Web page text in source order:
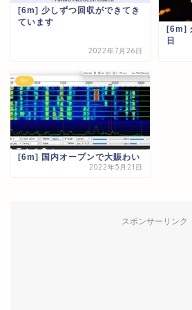
[6m] 少しずつ回収ができてき
ています
2022年7月26日
[6m]
日
6m
[6m] 国内オープンで大賑わい
2022年5月21日
スポンサーリンク